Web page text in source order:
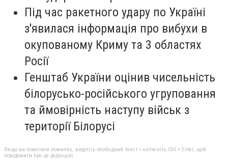
Під час ракетного удару по Україні
з'явилася інформація про вибухи в
окупованому Криму та 3 областях
Росії
Генштаб України оцінив чисельність
білорусько-російського угруповання
та ймовірність наступу військ з
території Білорусі
Якщо ви помітили помилку, виділіть необхідний текст і натисніть Ctrl + Enter, щоб
повідомити про це редакцію